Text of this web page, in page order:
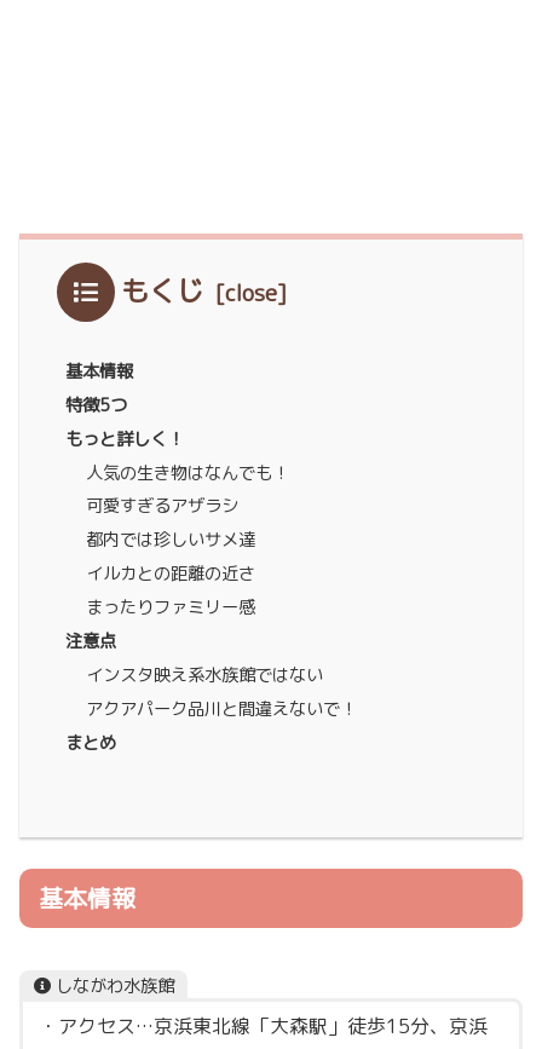
もくじ
基本情報
特徴5つ
もっと詳しく！
人気の生き物はなんでも！
可愛すぎるアザラシ
都内では珍しいサメ達
イルカとの距離の近さ
まったりファミリー感
注意点
インスタ映え系水族館ではない
アクアパーク品川と間違えないで！
まとめ
基本情報
しながわ水族館
・アクセス…京浜東北線「大森駅」徒歩15分、京浜